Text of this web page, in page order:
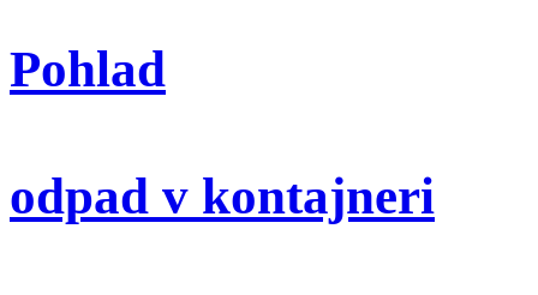
Pohlad
odpad v kontajneri